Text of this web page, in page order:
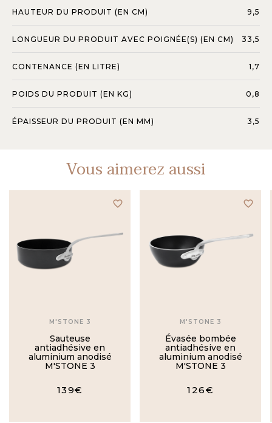
HAUTEUR DU PRODUIT (EN CM) 9,5
LONGUEUR DU PRODUIT AVEC POIGNÉE(S) (EN CM) 33,5
CONTENANCE (EN LITRE) 1,7
POIDS DU PRODUIT (EN KG) 0,8
ÉPAISSEUR DU PRODUIT (EN MM) 3,5
Vous aimerez aussi
favorite_border
M'STONE 3
Sauteuse
antiadhésive en
aluminium anodisé
M'STONE 3
139€
favorite_border
M'STONE 3
Évasée bombée
antiadhésive en
aluminium anodisé
M'STONE 3
126€